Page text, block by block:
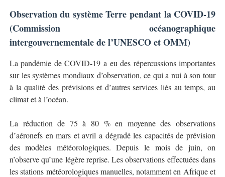
Observation du système Terre pendant la COVID-19
(Commission océanographique
intergouvernementale de l’UNESCO et OMM)
La pandémie de COVID-19 a eu des répercussions importantes
sur les systèmes mondiaux d’observation, ce qui a nui à son tour
à la qualité des prévisions et d’autres services liés au temps, au
climat et à l’océan.
La réduction de 75 à 80 % en moyenne des observations
d’aéronefs en mars et avril a dégradé les capacités de prévision
des modèles météorologiques. Depuis le mois de juin, on
n’observe qu’une légère reprise. Les observations effectuées dans
les stations météorologiques manuelles, notamment en Afrique et